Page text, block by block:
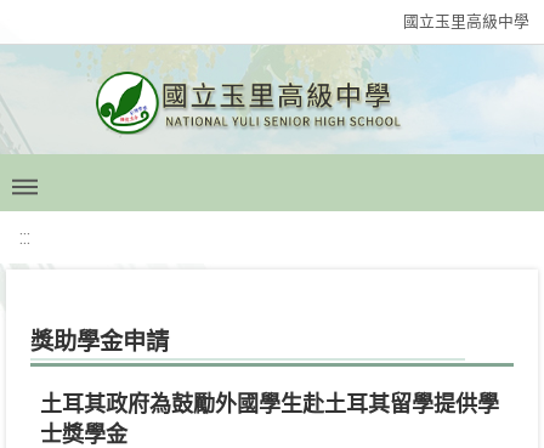
國立玉里高級中學
:::
獎助學金申請
土耳其政府為鼓勵外國學生赴土耳其留學提供學
士獎學金